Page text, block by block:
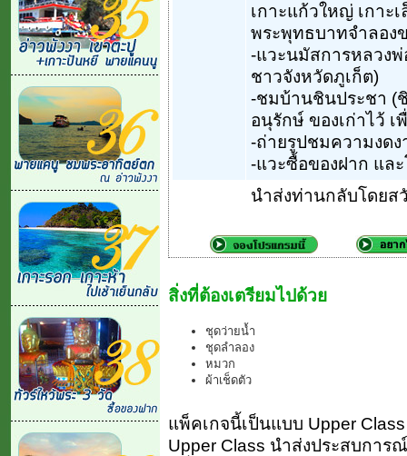
เกาะแก้วใหญ่ เกาะ
พระพุทธบาทจำลอง
-แวะนมัสการหลวง
ชาวจังหวัดภูเก็ต)
-ชมบ้านชินประชา (
อนุรักษ์ ของเก่าไว้ เ
-ถ่ายรูปชมความงด
-แวะซื้อของฝาก แล
นำส่งท่านกลับโดยส
สิ่งที่ต้องเตรียมไปด้วย
ชุดว่ายน้ำ
ชุดลำลอง
หมวก
ผ้าเช็ดตัว
แพ็คเกจนี้เป็นแบบ Upper
Upper Class นำส่งประสบการ